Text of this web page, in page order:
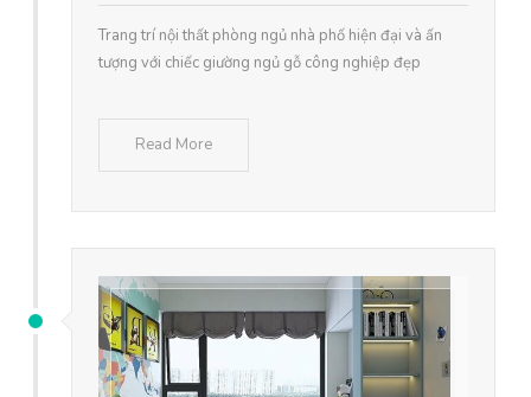
Trang trí nội thất phòng ngủ nhà phố hiện đại và ấn
tượng với chiếc giường ngủ gỗ công nghiệp đẹp
Read More